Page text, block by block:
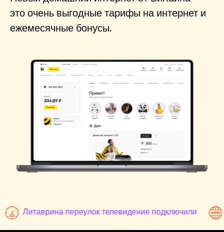
это очень выгодные тарифы на интернет и
ежемесячные бонусы.
Литаврина переулок телевидение подключили